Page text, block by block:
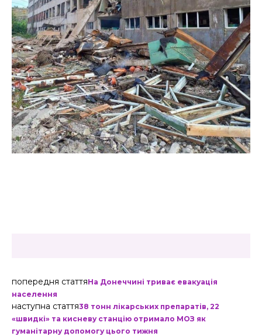
попередня статтяНа Донеччині триває евакуація
населення
наступна стаття38 тонн лікарських препаратів, 22
«швидкі» та кисневу станцію отримало МОЗ як
гуманітарну допомогу цього тижня